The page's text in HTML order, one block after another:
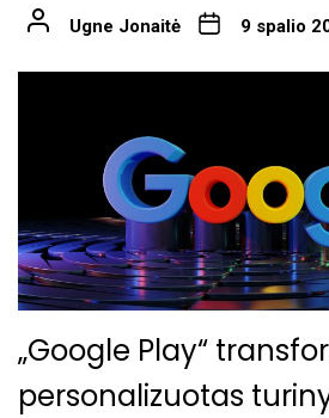
Ugne Jonaitė 9 spalio
„Google Play“
personalizuotas